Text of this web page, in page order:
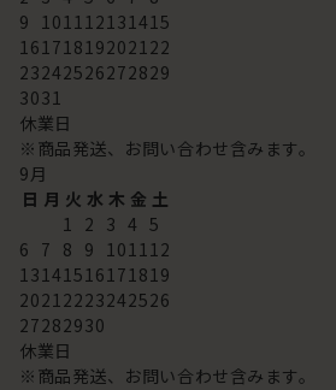
9 101112131415
16171819202122
23242526272829
3031
休業日
※商品発送、お問い合わせ含みます。
9月
日 月 火 水 木 金 土
1 2 3 4 5
6 7 8 9 101112
13141516171819
20212223242526
27282930
休業日
※商品発送、お問い合わせ含みます。